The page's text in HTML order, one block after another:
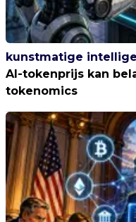
kunstmatige
AI-tokenprijs kan
tokenomics